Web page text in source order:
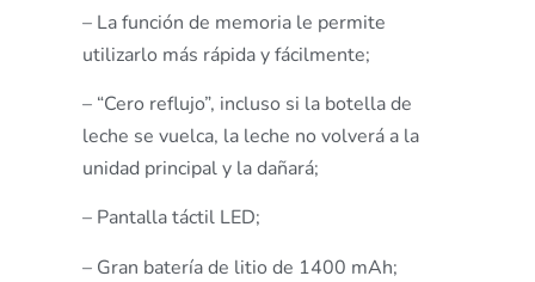
– La función de memoria le permite
utilizarlo más rápida y fácilmente;
– “Cero reflujo”, incluso si la botella de
leche se vuelca, la leche no volverá a la
unidad principal y la dañará;
– Pantalla táctil LED;
– Gran batería de litio de 1400 mAh;